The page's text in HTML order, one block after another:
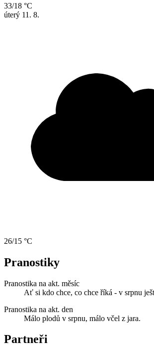
33/18 °C
úterý 11. 8.
26/15 °C
Pranostiky
Pranostika na akt. měsíc
Ať si kdo chce, co chce říká - v srpnu
Pranostika na akt. den
Málo plodů v srpnu, málo včel z jara.
Partneři